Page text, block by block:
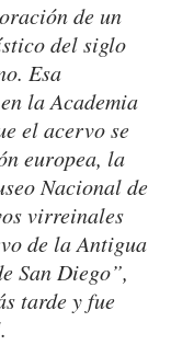
de un
del siglo
Esa
la Academia
el acervo se
europea, la
Nacional de
virreinales
de la Antigua
San Diego”,
tarde y fue